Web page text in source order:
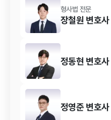
형사법 전문
장철원 변호사
정동현 변호사
정영준 변호사